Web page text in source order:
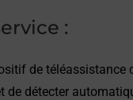
:
de téléassistance
de détecter